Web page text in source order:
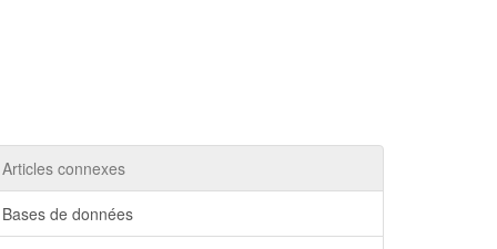
Articles connexes
Bases de données